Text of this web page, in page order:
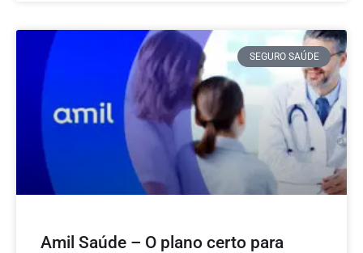
SEGURO SAÚDE
Amil Saúde – O plano certo para